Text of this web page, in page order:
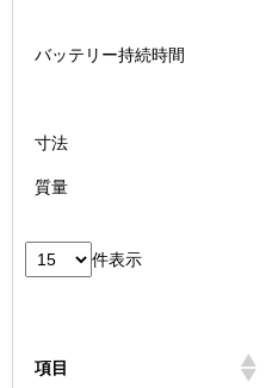
バッテリー持続時間
寸法
質量
件表示
項目